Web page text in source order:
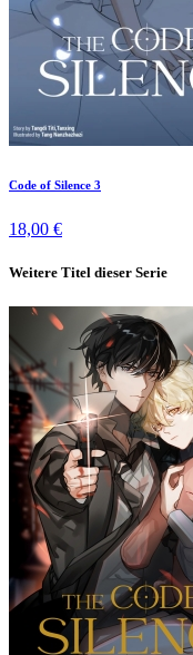
Code of Silence 3
18,00 €
Weitere Titel dieser Serie